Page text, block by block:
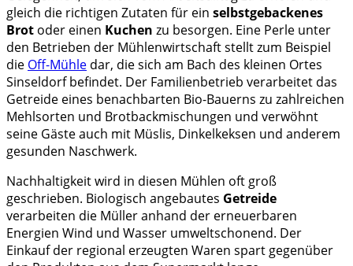
gleich die richtigen Zutaten für ein selbstgebackenes
Brot oder einen Kuchen zu besorgen. Eine Perle unter
den Betrieben der Mühlenwirtschaft stellt zum Beispiel
die Off-Mühle dar, die sich am Bach des kleinen Ortes
Sinseldorf befindet. Der Familienbetrieb verarbeitet das
Getreide eines benachbarten Bio-Bauerns zu zahlreichen
Mehlsorten und Brotbackmischungen und verwöhnt
seine Gäste auch mit Müslis, Dinkelkeksen und anderem
gesunden Naschwerk.
Nachhaltigkeit wird in diesen Mühlen oft groß
geschrieben. Biologisch angebautes Getreide
verarbeiten die Müller anhand der erneuerbaren
Energien Wind und Wasser umweltschonend. Der
Einkauf der regional erzeugten Waren spart gegenüber